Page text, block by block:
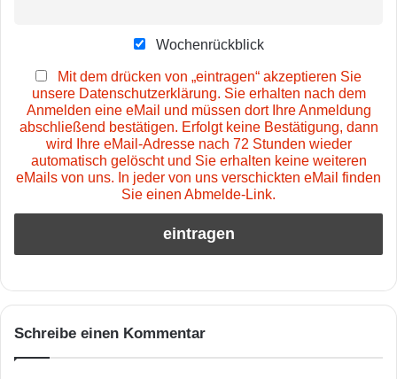
Wochenrückblick
Mit dem drücken von „eintragen“ akzeptieren Sie
unsere Datenschutzerklärung. Sie erhalten nach dem
Anmelden eine eMail und müssen dort Ihre Anmeldung
abschließend bestätigen. Erfolgt keine Bestätigung, dann
wird Ihre eMail-Adresse nach 72 Stunden wieder
automatisch gelöscht und Sie erhalten keine weiteren
eMails von uns. In jeder von uns verschickten eMail finden
Sie einen Abmelde-Link.
Schreibe einen Kommentar